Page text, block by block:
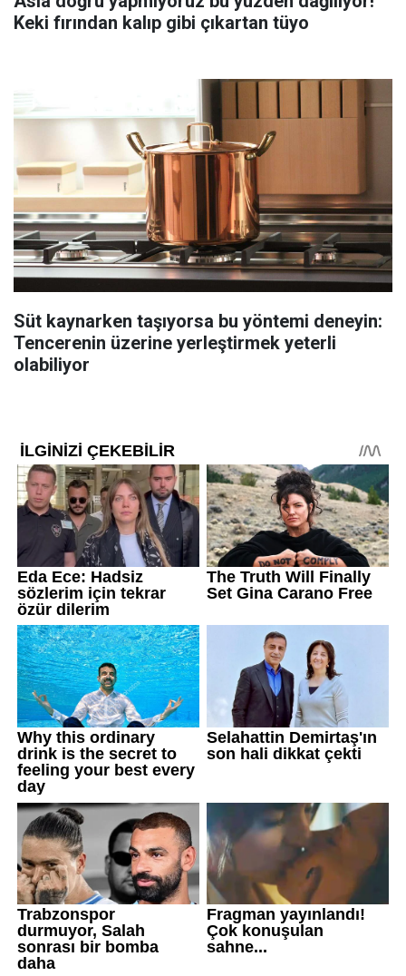
Keki fırından kalıp gibi çıkartan tüyo
Süt kaynarken taşıyorsa bu yöntemi deneyin:
Tencerenin üzerine yerleştirmek yeterli
olabiliyor